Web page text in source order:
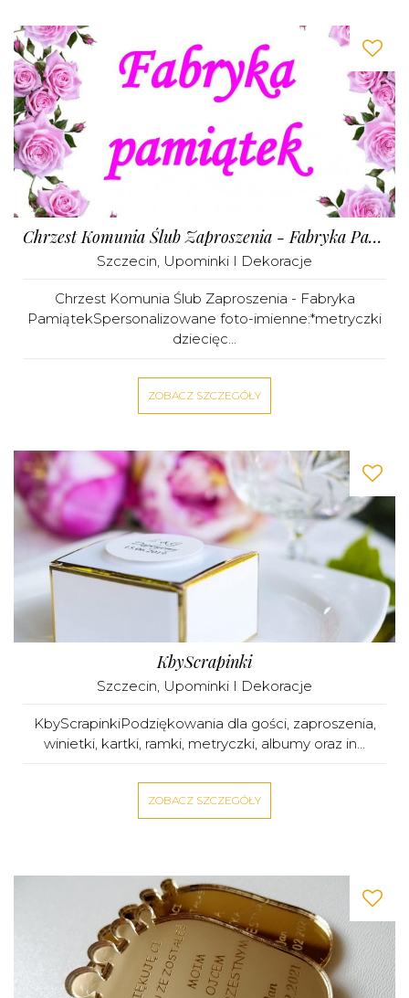
Chrzest Komunia Ślub Zaproszenia - Fabryka Pamiątek
Szczecin, Upominki I Dekoracje
Chrzest Komunia Ślub Zaproszenia - Fabryka
PamiątekSpersonalizowane foto-imienne:*metryczki
dziecięc...
ZOBACZ SZCZEGÓŁY
KbyScrapinki
Szczecin, Upominki I Dekoracje
KbyScrapinkiPodziękowania dla gości, zaproszenia,
winietki, kartki, ramki, metryczki, albumy oraz in...
ZOBACZ SZCZEGÓŁY